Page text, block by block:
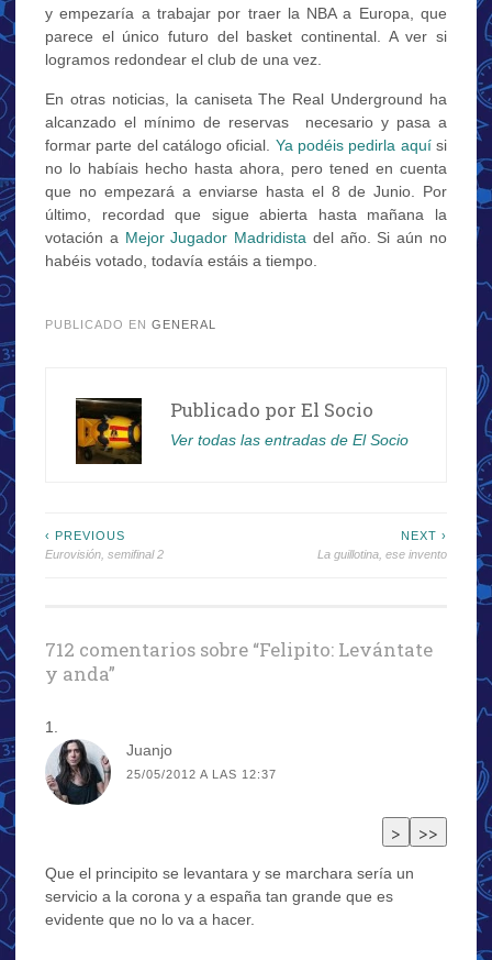
y empezaría a trabajar por traer la NBA a Europa, que
parece el único futuro del basket continental. A ver si
logramos redondear el club de una vez.
En otras noticias, la caniseta The Real Underground ha
alcanzado el mínimo de reservas necesario y pasa a
formar parte del catálogo oficial. Ya podéis pedirla aquísi
no lo habíais hecho hasta ahora, pero tened en cuenta
que no empezará a enviarse hasta el 8 de Junio. Por
último, recordad que sigue abierta hasta mañana la
votación a Mejor Jugador Madridista del año. Si aún no
habéis votado, todavía estáis a tiempo.
PUBLICADO EN GENERAL
Publicado por El Socio
Ver todas las entradas de El Socio
Navegación
‹ PREVIOUS
Eurovisión, semifinal 2
NEXT ›
La guillotina, ese invento
712 comentarios sobre “Felipito: Levántate
y anda”
Juanjo
25/05/2012 A LAS 12:37
Que el principito se levantara y se marchara sería un
servicio a la corona y a españa tan grande que es
evidente que no lo va a hacer.